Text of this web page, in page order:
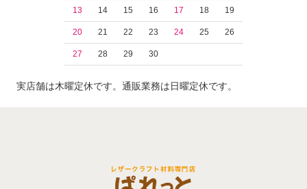
13 14 15 16 17 18 19
20 21 22 23 24 25 26
27 28 29 30
実店舗は木曜定休です。通販業務は日曜定休です。